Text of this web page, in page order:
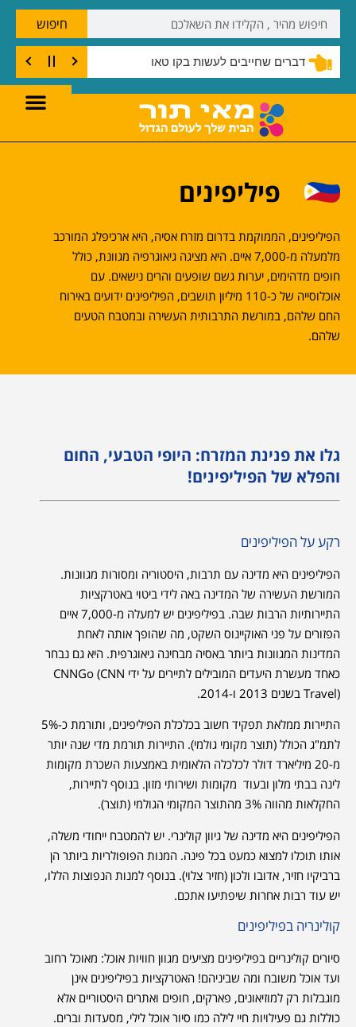
דברים שחייבים לעשות בקו טאו
חיפוש
פיליפינים
הפיליפינים, הממוקמת בדרום מזרח אסיה, היא ארכיפלג המורכב
מלמעלה מ-7,000 איים. היא מציגה גיאוגרפיה מגוונת, כולל
חופים מדהימים, יערות גשם שופעים והרים נישאים. עם
אוכלוסייה של כ-110 מיליון תושבים, הפיליפינים ידועים באירוח
החם שלהם, במורשת התרבותית העשירה ובמטבח הטעים
שלהם.
גלו את פנינת המזרח: היופי הטבעי, החום
והפלא של הפיליפינים!
רקע על הפיליפינים
הפיליפינים היא מדינה עם תרבות, היסטוריה ומסורות מגוונות.
המורשת העשירה של המדינה באה לידי ביטוי באטרקציות
התיירותיות הרבות שבה. בפיליפינים יש למעלה מ-7,000 איים
הפזורים על פני האוקיינוס השקט, מה שהופך אותה לאחת
המדינות המגוונות ביותר באסיה מבחינה גיאוגרפית. היא גם נבחר
כאחד מעשרת היעדים המובילים לתיירים על ידי CNNGo (CNN
Travel) בשנים 2013 ו-2014.
התיירות ממלאת תפקיד חשוב בכלכלת הפיליפינים, ותורמת כ-5%
לתמ"ג הכולל (תוצר מקומי גולמי). התיירות תורמת מדי שנה יותר
מ-20 מיליארד דולר לכלכלה הלאומית באמצעות השכרת מקומות
לינה בבתי מלון ובעוד מקומות ושירותי מזון. בנוסף לתיירות,
החקלאות מהווה 3% מהתוצר המקומי הגולמי (תוצר).
הפיליפינים היא מדינה של גיוון קולינרי. יש להמטבח ייחודי משלה,
אותו תוכלו למצוא כמעט בכל פינה. המנות הפופולריות ביותר הן
ברביקיו חזיר, אדובו ולכון (חזיר צלוי). בנוסף למנות הנפוצות הללו,
יש עוד רבות אחרות שיפתיעו אתכם.
קולינריה בפיליפינים
סיורים קולינריים בפיליפינים מציעים מגוון חוויות אוכל: מאוכל רחוב
ועד אוכל משובח ומה שביניהם! האטרקציות בפיליפינים אינן
מוגבלות רק למוזיאונים, פארקים, חופים ואתרים היסטוריים אלא
כוללות גם פעילויות חיי לילה כמו סיור אוכל לילי, מסעדות וברים.